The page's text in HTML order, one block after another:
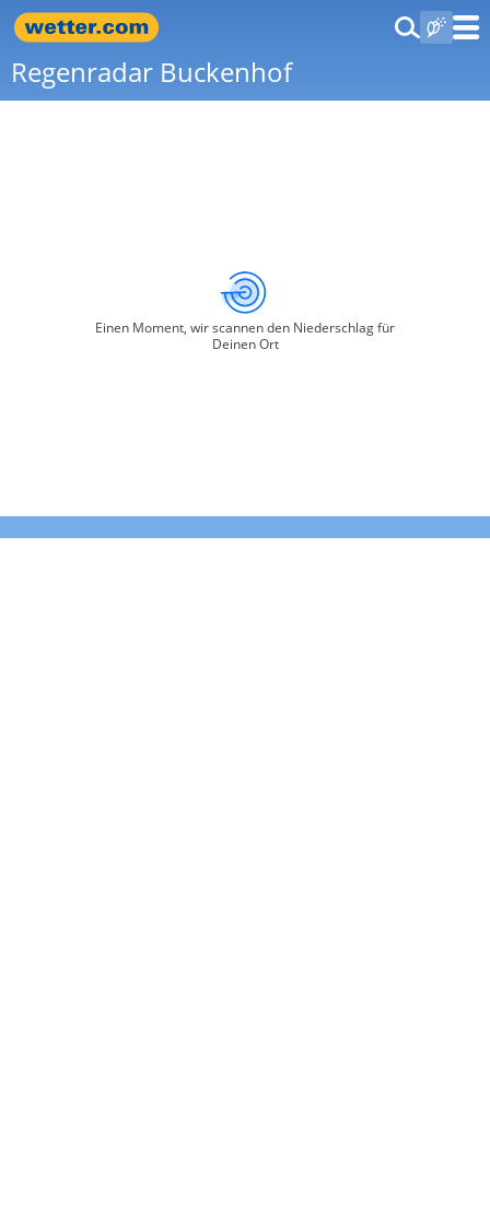
Regenradar Buckenhof
Einen Moment, wir scannen den Niederschlag für
Deinen Ort